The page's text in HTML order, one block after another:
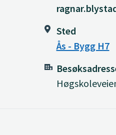
Sted
Ås - Bygg H7